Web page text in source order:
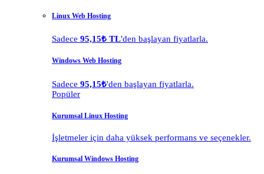
Linux Web Hosting
Sadece 95,15₺ TL'den başlayan fiyatlarla.
Windows Web Hosting
Sadece 95,15₺'den başlayan fiyatlarla.
Popüler
Kurumsal Linux Hosting
İşletmeler için daha yüksek performans ve seçenekler.
Kurumsal Windows Hosting